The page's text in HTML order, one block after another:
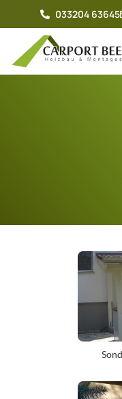
033204 63645